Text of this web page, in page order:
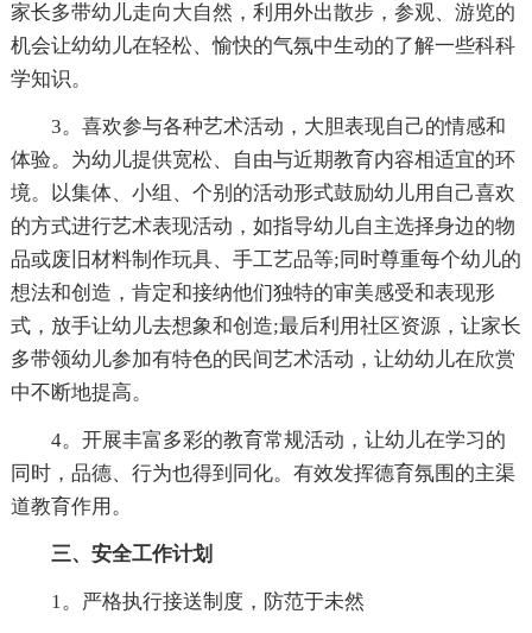
家长多带幼儿走向大自然，利用外出散步，参观、游览的
机会让幼幼儿在轻松、愉快的气氛中生动的了解一些科科
学知识。
3。喜欢参与各种艺术活动，大胆表现自己的情感和
体验。为幼儿提供宽松、自由与近期教育内容相适宜的环
境。以集体、小组、个别的活动形式鼓励幼儿用自己喜欢
的方式进行艺术表现活动，如指导幼儿自主选择身边的物
品或废旧材料制作玩具、手工艺品等;同时尊重每个幼儿的
想法和创造，肯定和接纳他们独特的审美感受和表现形
式，放手让幼儿去想象和创造;最后利用社区资源，让家长
多带领幼儿参加有特色的民间艺术活动，让幼幼儿在欣赏
中不断地提高。
4。开展丰富多彩的教育常规活动，让幼儿在学习的
同时，品德、行为也得到同化。有效发挥德育氛围的主渠
道教育作用。
三、安全工作计划
1。严格执行接送制度，防范于未然